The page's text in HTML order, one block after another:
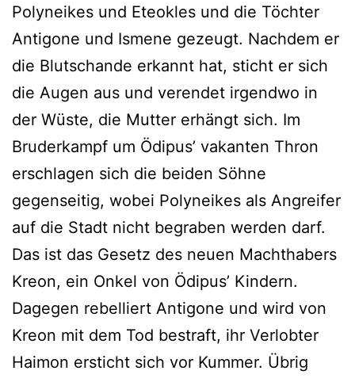
Polyneikes und Eteokles und die Töchter
Antigone und Ismene gezeugt. Nachdem er
die Blutschande erkannt hat, sticht er sich
die Augen aus und verendet irgendwo in
der Wüste, die Mutter erhängt sich. Im
Bruderkampf um Ödipus’ vakanten Thron
erschlagen sich die beiden Söhne
gegenseitig, wobei Polyneikes als Angreifer
auf die Stadt nicht begraben werden darf.
Das ist das Gesetz des neuen Machthabers
Kreon, ein Onkel von Ödipus’ Kindern.
Dagegen rebelliert Antigone und wird von
Kreon mit dem Tod bestraft, ihr Verlobter
Haimon ersticht sich vor Kummer. Übrig